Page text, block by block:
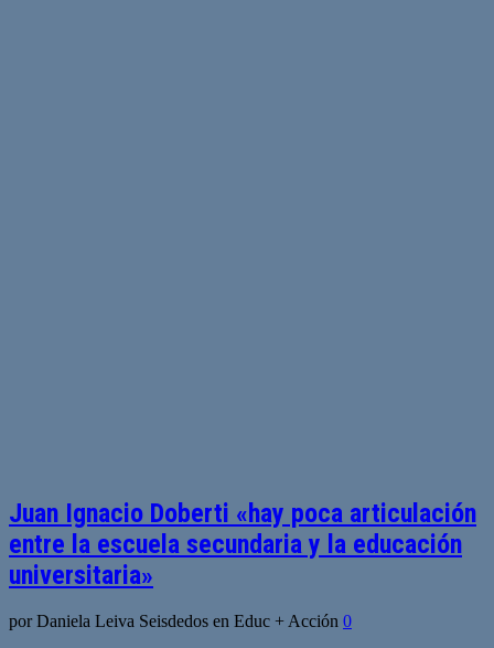
Juan Ignacio Doberti «hay poca articulación
entre la escuela secundaria y la educación
universitaria»
por Daniela Leiva Seisdedos en Educ + Acción 0